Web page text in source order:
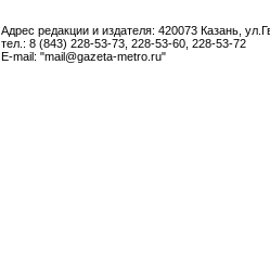
Адрес редакции и издателя: 420073 Казань,
тел.: 8 (843) 228-53-73, 228-53-60, 228-53-72
E-mail: "mail@gazeta-metro.ru"